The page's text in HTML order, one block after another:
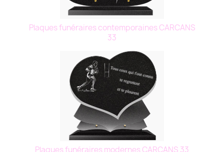
Plaques funéraires contemporaines CARCANS
33
Plaques funéraires modernes CARCANS 33